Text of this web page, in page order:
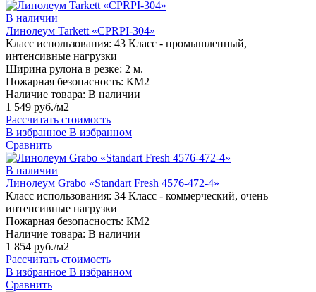
В наличии
Линолеум Tarkett «CPRPI-304»
Класс использования: 43 Класс - промышленный,
интенсивные нагрузки
Ширина рулона в резке: 2 м.
Пожарная безопасность: КМ2
Наличие товара: В наличии
1 549 руб./м2
Рассчитать стоимость
В избранное В избранном
Сравнить
В наличии
Линолеум Grabo «Standart Fresh 4576-472-4»
Класс использования: 34 Класс - коммерческий, очень
интенсивные нагрузки
Пожарная безопасность: КМ2
Наличие товара: В наличии
1 854 руб./м2
Рассчитать стоимость
В избранное В избранном
Сравнить